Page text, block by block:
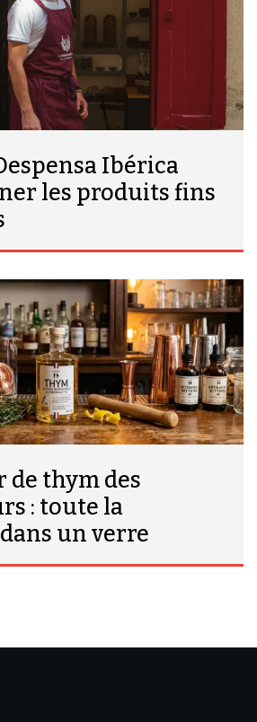
Ibérica
les produits fins
de thym des
: toute la
un verre